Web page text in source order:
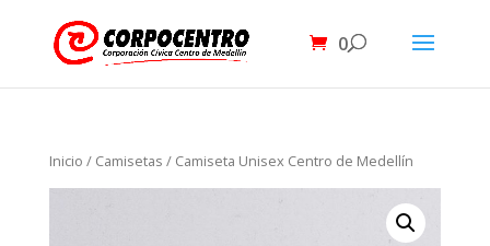
0
Inicio / Camisetas / Camiseta Unisex Centro de Medellín